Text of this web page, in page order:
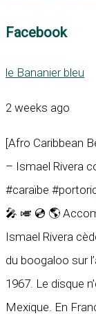
Facebook
le Bananier bleu
2 weeks ago
[Afro Caribbean
– Ismael Rivera
#caraïbe
🎤 🎺 💿 🌎
Ismael Rivera
du boogaloo sur
1967. Le disque
Mexique. En